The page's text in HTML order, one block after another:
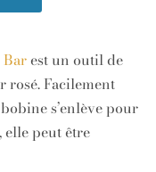
Barest un outil de
Facilement
s’enlève pour
peut être